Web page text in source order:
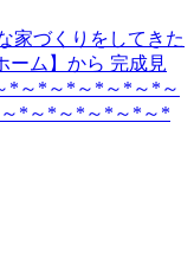
家づくりをしてきた
ーム】から 完成見
*～*～*～*～*～*～
*～*～*～*～*～*